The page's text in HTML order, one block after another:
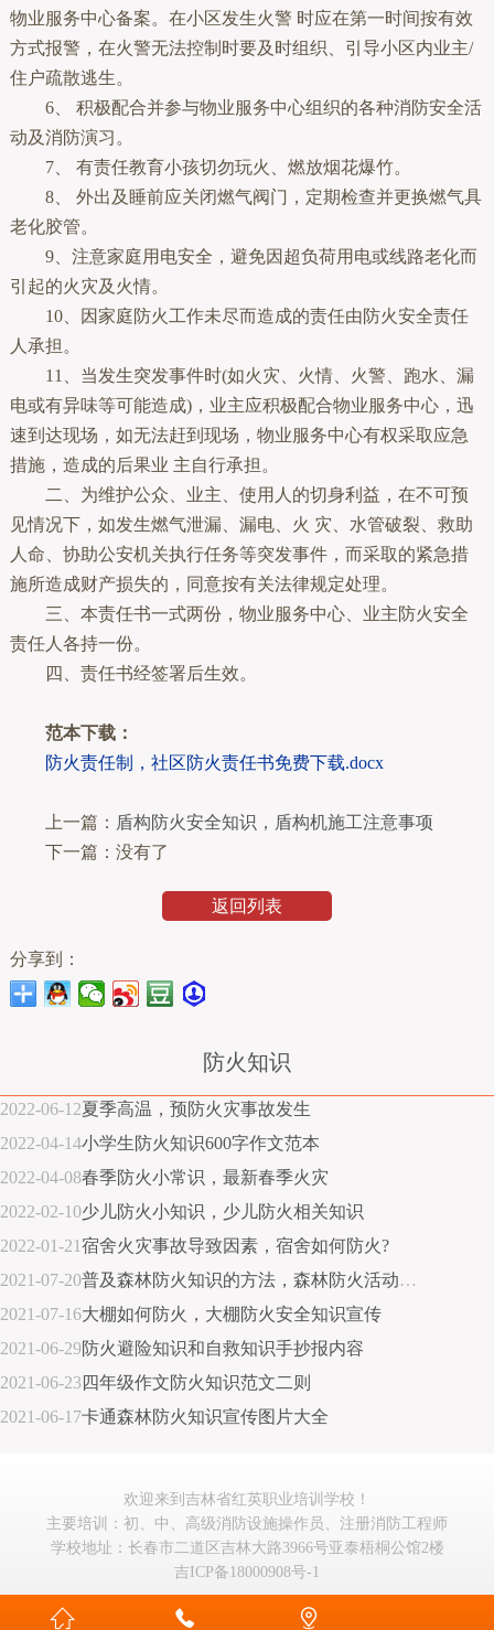
物业服务中心备案。在小区发生火警 时应在第一时间按有效
方式报警，在火警无法控制时要及时组织、引导小区内业主/
住户疏散逃生。
6、 积极配合并参与物业服务中心组织的各种消防安全活
动及消防演习。
7、 有责任教育小孩切勿玩火、燃放烟花爆竹。
8、 外出及睡前应关闭燃气阀门，定期检查并更换燃气具
老化胶管。
9、注意家庭用电安全，避免因超负荷用电或线路老化而
引起的火灾及火情。
10、因家庭防火工作未尽而造成的责任由防火安全责任
人承担。
11、当发生突发事件时(如火灾、火情、火警、跑水、漏
电或有异味等可能造成)，业主应积极配合物业服务中心，迅
速到达现场，如无法赶到现场，物业服务中心有权采取应急
措施，造成的后果业 主自行承担。
二、为维护公众、业主、使用人的切身利益，在不可预
见情况下，如发生燃气泄漏、漏电、火 灾、水管破裂、救助
人命、协助公安机关执行任务等突发事件，而采取的紧急措
施所造成财产损失的，同意按有关法律规定处理。
三、本责任书一式两份，物业服务中心、业主防火安全
责任人各持一份。
四、责任书经签署后生效。
范本下载：
防火责任制，社区防火责任书免费下载.docx
上一篇： 盾构防火安全知识，盾构机施工注意事项
下一篇：没有了
返回列表
分享到：
防火知识
2022-06-12夏季高温，预防火灾事故发生
2022-04-14小学生防火知识600字作文范本
2022-04-08春季防火小常识，最新春季火灾
2022-02-10少儿防火小知识，少儿防火相关知识
2022-01-21宿舍火灾事故导致因素，宿舍如何防火?
2021-07-20普及森林防火知识的方法，森林防火活动建议心得体会
2021-07-16大棚如何防火，大棚防火安全知识宣传
2021-06-29防火避险知识和自救知识手抄报内容
2021-06-23 四年级作文防火知识范文二则
2021-06-17卡通森林防火知识宣传图片大全
欢迎来到吉林省红英职业培训学校！
主要培训：初、中、高级消防设施操作员、注册消防工程师
学校地址：长春市二道区吉林大路3966号亚泰梧桐公馆2楼
吉ICP备18000908号-1
  